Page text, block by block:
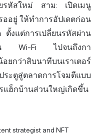
รหัสใหม่ สาม: เปิดเมนู
อยู่ ให้ทำการอัปเดตก่อน
งแต่การเปลี่ยนรหัสผ่าน
น Wi-Fi ไปจนถึงกา
กว่าสิบนาทีบนเราเตอร์
ะตูสู่ตลาดการโจมตีแบบ
แฮ็กบ้านส่วนใหญ่เกิดขึ้น
strategist and NFT